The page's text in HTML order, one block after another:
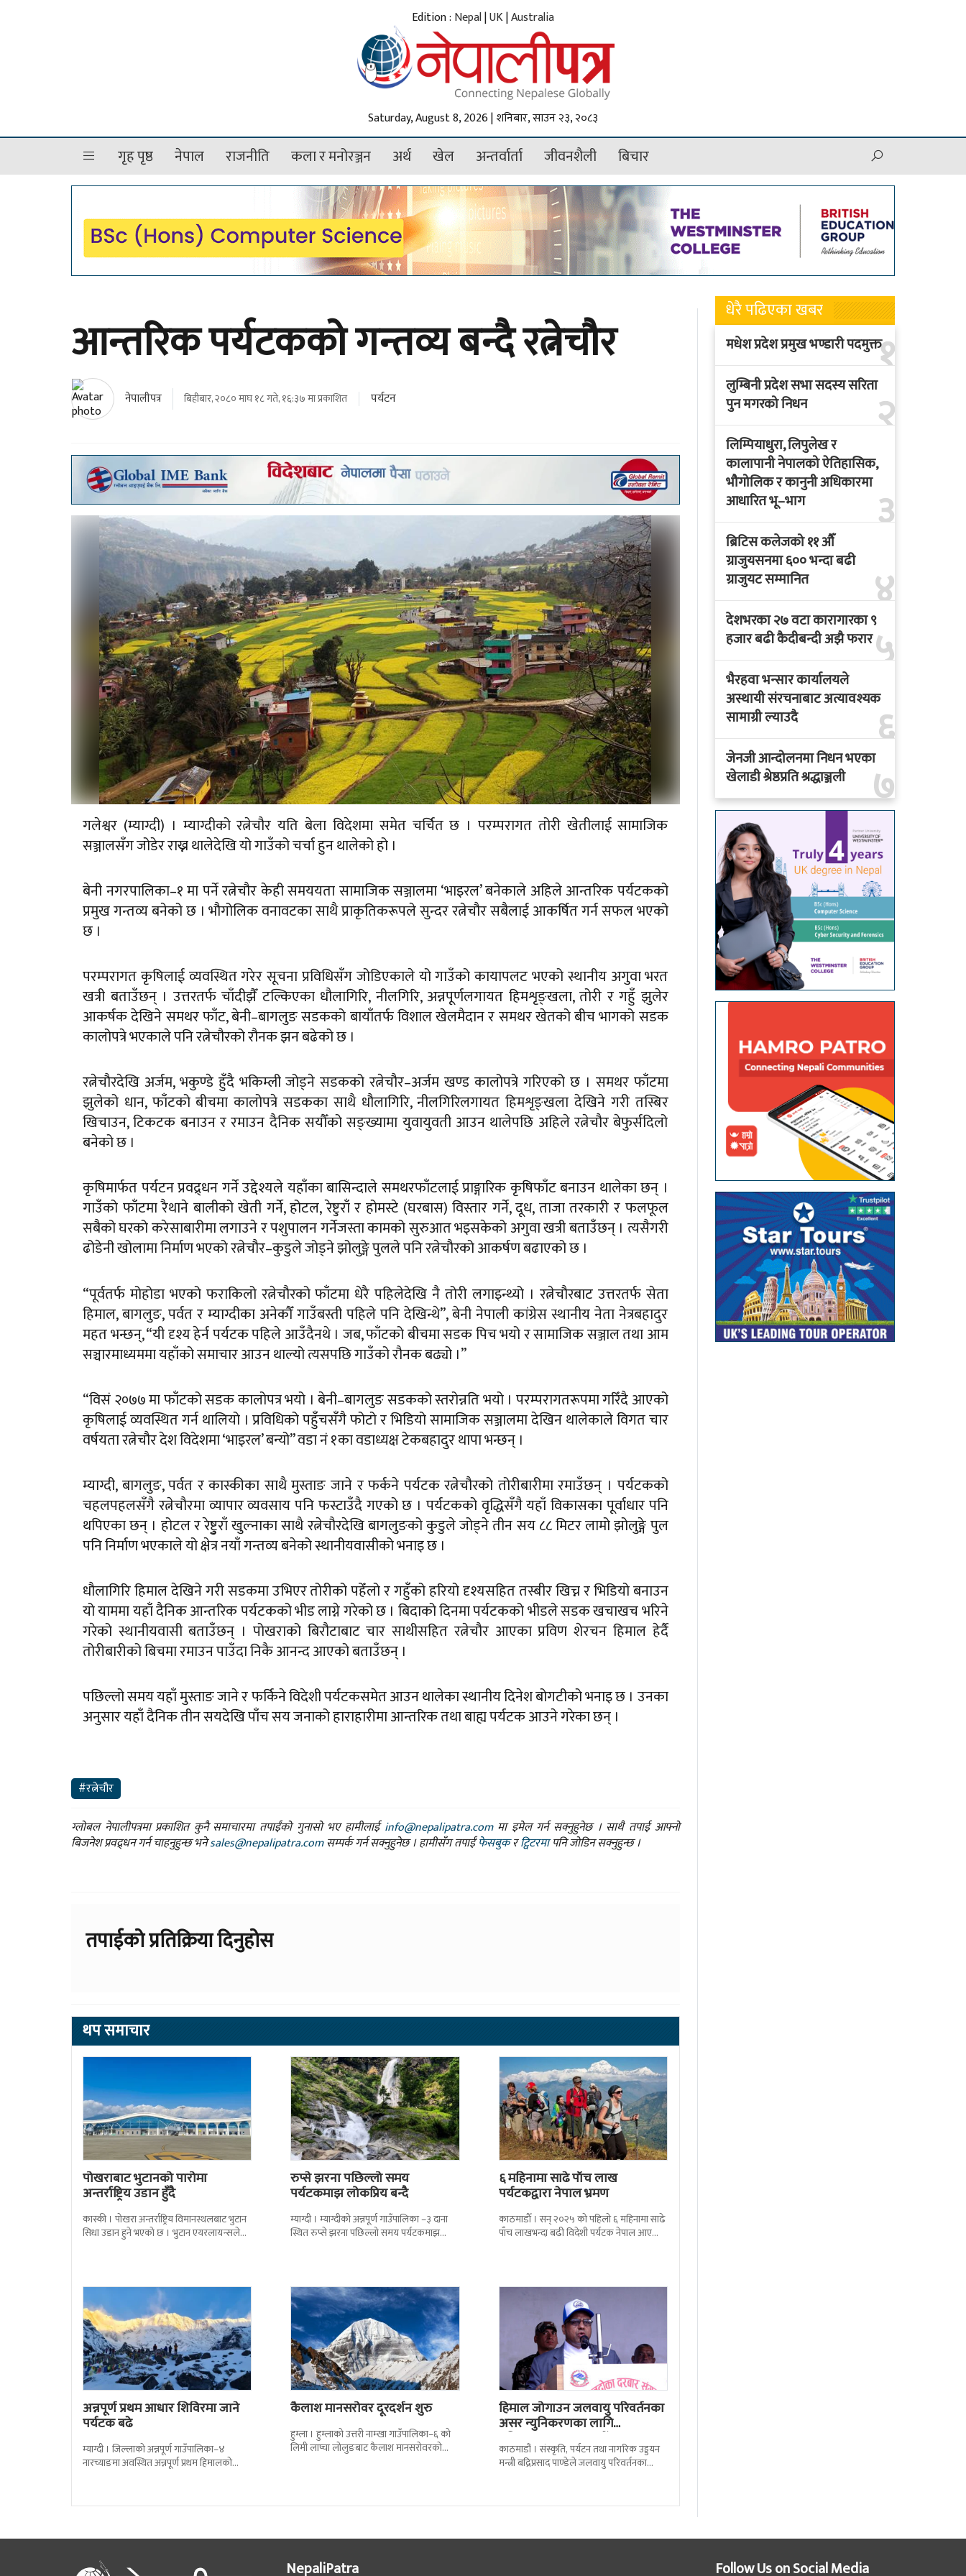
Edition : Nepal|UK|Australia
Saturday, August 8, 2026 | शनिबार, साउन २३, २०८३
गृह पृष्ठ नेपाल राजनीति कला र मनोरञ्जन अर्थ खेल अन्तर्वार्ता जीवनशैली बिचार
आन्तरिक पर्यटकको गन्तव्य बन्दै रत्नेचौर
नेपालीपत्र बिहीबार, २०८० माघ १८ गते, १६:३७ मा प्रकाशित पर्यटन
गलेश्वर (म्याग्दी) । म्याग्दीको रत्नेचौर यति बेला विदेशमा समेत चर्चित छ । परम्परागत तोरी खेतीलाई सामाजिक
सञ्जालसँग जोडेर राख्न थालेदेखि यो गाउँको चर्चा हुन थालेको हो ।
बेनी नगरपालिका–१ मा पर्ने रत्नेचौर केही समययता सामाजिक सञ्जालमा ‘भाइरल’ बनेकाले अहिले आन्तरिक पर्यटकको
प्रमुख गन्तव्य बनेको छ । भौगोलिक वनावटका साथै प्राकृतिकरूपले सुन्दर रत्नेचौर सबैलाई आकर्षित गर्न सफल भएको
छ ।
परम्परागत कृषिलाई व्यवस्थित गरेर सूचना प्रविधिसँग जोडिएकाले यो गाउँको कायापलट भएको स्थानीय अगुवा भरत
खत्री बताउँछन् । उत्तरतर्फ चाँदीझैँ टल्किएका धौलागिरि, नीलगिरि, अन्नपूर्णलगायत हिमशृङ्खला, तोरी र गहुँ झुलेर
आकर्षक देखिने समथर फाँट, बेनी–बागलुङ सडकको बायाँतर्फ विशाल खेलमैदान र समथर खेतको बीच भागको सडक
कालोपत्रे भएकाले पनि रत्नेचौरको रौनक झन बढेको छ ।
रत्नेचौरदेखि अर्जम, भकुण्डे हुँदै भकिम्ली जोड्ने सडकको रत्नेचौर–अर्जम खण्ड कालोपत्रे गरिएको छ । समथर फाँटमा
झुलेको धान, फाँटको बीचमा कालोपत्रे सडकका साथै धौलागिरि, नीलगिरिलगायत हिमशृङ्खला देखिने गरी तस्बिर
खिचाउन, टिकटक बनाउन र रमाउन दैनिक सयौँको सङ्ख्यामा युवायुवती आउन थालेपछि अहिले रत्नेचौर बेफुर्सदिलो
बनेको छ ।
कृषिमार्फत पर्यटन प्रवद्र्धन गर्ने उद्देश्यले यहाँका बासिन्दाले समथरफाँटलाई प्राङ्गारिक कृषिफाँट बनाउन थालेका छन् ।
गाउँको फाँटमा रैथाने बालीको खेती गर्ने, होटल, रेष्टुराँ र होमस्टे (घरबास) विस्तार गर्ने, दूध, ताजा तरकारी र फलफूल
सबैको घरको करेसाबारीमा लगाउने र पशुपालन गर्नेजस्ता कामको सुरुआत भइसकेको अगुवा खत्री बताउँछन् । त्यसैगरी
ढोडेनी खोलामा निर्माण भएको रत्नेचौर–कुडुले जोड्ने झोलुङ्गे पुलले पनि रत्नेचौरको आकर्षण बढाएको छ ।
“पूर्वतर्फ मोहोडा भएको फराकिलो रत्नेचौरको फाँटमा धेरै पहिलेदेखि नै तोरी लगाइन्थ्यो । रत्नेचौरबाट उत्तरतर्फ सेता
हिमाल, बागलुङ, पर्वत र म्याग्दीका अनेकौँ गाउँबस्ती पहिले पनि देखिन्थे”, बेनी नेपाली कांग्रेस स्थानीय नेता नेत्रबहादुर
महत भन्छन्, “यी दृश्य हेर्न पर्यटक पहिले आउँदैनथे । जब, फाँटको बीचमा सडक पिच भयो र सामाजिक सञ्जाल तथा आम
सञ्चारमाध्यममा यहाँको समाचार आउन थाल्यो त्यसपछि गाउँको रौनक बढ्यो ।”
“विसं २०७७ मा फाँटको सडक कालोपत्र भयो । बेनी–बागलुङ सडकको स्तरोन्नति भयो । परम्परागतरूपमा गरिँदै आएको
कृषिलाई व्यवस्थित गर्न थालियो । प्रविधिको पहुँचसँगै फोटो र भिडियो सामाजिक सञ्जालमा देखिन थालेकाले विगत चार
वर्षयता रत्नेचौर देश विदेशमा ‘भाइरल’ बन्यो” वडा नं १का वडाध्यक्ष टेकबहादुर थापा भन्छन् ।
म्याग्दी, बागलुङ, पर्वत र कास्कीका साथै मुस्ताङ जाने र फर्कने पर्यटक रत्नेचौरको तोरीबारीमा रमाउँछन् । पर्यटकको
चहलपहलसँगै रत्नेचौरमा व्यापार व्यवसाय पनि फस्टाउँदै गएको छ । पर्यटकको वृद्धिसँगै यहाँ विकासका पूर्वाधार पनि
थपिएका छन् । होटल र रेष्टुुराँ खुल्नाका साथै रत्नेचौरदेखि बागलुङको कुडुले जोड्ने तीन सय ८८ मिटर लामो झोलुङ्गे पुल
पनि निर्माण भएकाले यो क्षेत्र नयाँ गन्तव्य बनेको स्थानीयवासीको भनाइ छ ।
धौलागिरि हिमाल देखिने गरी सडकमा उभिएर तोरीको पहेँलो र गहुँको हरियो दृश्यसहित तस्बीर खिच्न र भिडियो बनाउन
यो याममा यहाँ दैनिक आन्तरिक पर्यटकको भीड लाग्ने गरेको छ । बिदाको दिनमा पर्यटकको भीडले सडक खचाखच भरिने
गरेको स्थानीयवासी बताउँछन् । पोखराको बिरौटाबाट चार साथीसहित रत्नेचौर आएका प्रविण शेरचन हिमाल हेर्दै
तोरीबारीको बिचमा रमाउन पाउँदा निकै आनन्द आएको बताउँछन् ।
पछिल्लो समय यहाँ मुस्ताङ जाने र फर्किने विदेशी पर्यटकसमेत आउन थालेका स्थानीय दिनेश बोगटीको भनाइ छ । उनका
अनुसार यहाँ दैनिक तीन सयदेखि पाँच सय जनाको हाराहारीमा आन्तरिक तथा बाह्य पर्यटक आउने गरेका छन् ।
#रत्नेचौर
ग्लोबल नेपालीपत्रमा प्रकाशित कुनै समाचारमा तपाईंको गुनासो भए हामीलाईinfo@nepalipatra.comमा इमेल गर्न सक्नुहुनेछ । साथै तपाई आफ्नो
बिजनेश प्रवद्र्धन गर्न चाहनुहुन्छ भनेsales@nepalipatra.comसम्पर्क गर्न सक्नुहुनेछ । हामीसँग तपाईंफेसबुकरट्विटरमापनि जोडिन सक्नुहुन्छ ।
तपाईको प्रतिक्रिया दिनुहोस
थप समाचार
पोखराबाट भुटानको पारोमा
अन्तर्राष्ट्रिय उडान हुँदै
कास्की । पोखरा अन्तर्राष्ट्रिय विमानस्थलबाट भुटान
सिधा उडान हुने भएको छ । भुटान एयरलायन्सले
रुप्से झरना पछिल्लो समय
पर्यटकमाझ लोकप्रिय बन्दै
म्याग्दी । म्याग्दीको अन्नपूर्ण गाउँपालिका –३ दाना
स्थित रुप्से झरना पछिल्लो समय पर्यटकमाझ
६ महिनामा साढे पाँच लाख
पर्यटकद्वारा नेपाल भ्रमण
काठमाडाैँ । सन् २०२५ को पहिलो ६ महिनामा साढे
पाँच लाखभन्दा बढी विदेशी पर्यटक नेपाल आएका
अन्नपूर्ण प्रथम आधार शिविरमा जाने
पर्यटक बढे
म्याग्दी । जिल्लाको अन्नपूर्ण गाउँपालिका–४
नारच्याङमा अवस्थित अन्नपूर्ण प्रथम हिमालको
कैलाश मानसरोवर दूरदर्शन शुरु
हुम्ला । हुम्लाको उत्तरी नाम्खा गाउँपालिका–६ को
लिमी लाप्चा लोलुङबाट कैलाश मानसरोवरको
हिमाल जोगाउन जलवायु परिवर्तनका
असर न्युनिकरणका लागि
प्रतिवद्धताका साथ लागौँ:…
काठमाडौं । संस्कृति, पर्यटन तथा नागरिक उड्डयन
मन्त्री बद्रिप्रसाद पाण्डेले जलवायु परिवर्तनका
धेरै पढिएका खबर
१
मधेश प्रदेश प्रमुख भण्डारी पदमुक्त
२
लुम्बिनी प्रदेश सभा सदस्य सरिता
पुन मगरको निधन
३
लिम्पियाधुरा, लिपुलेख र
कालापानी नेपालको ऐतिहासिक,
भौगोलिक र कानुनी अधिकारमा
आधारित भू–भाग
४
ब्रिटिस कलेजको ११ औँ
ग्राजुयसनमा ६०० भन्दा बढी
ग्राजुयट सम्मानित
५
देशभरका २७ वटा कारागारका ९
हजार बढी कैदीबन्दी अझै फरार
६
भैरहवा भन्सार कार्यालयले
अस्थायी संरचनाबाट अत्यावश्यक
सामाग्री ल्याउदै
७
जेनजी आन्दोलनमा निधन भएका
खेलाडी श्रेष्ठप्रति श्रद्धाञ्जली
NepaliPatra Follow Us on Social Media